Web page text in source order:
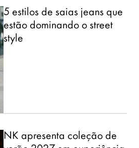
5 estilos de saias jeans que
estão dominando o street
style
NK apresenta coleção de